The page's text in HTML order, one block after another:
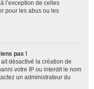
l’exception de celles
pour les abus ou les
pas !
ait désactivé la création de
votre IP ou interdit le nom
un administrateur du